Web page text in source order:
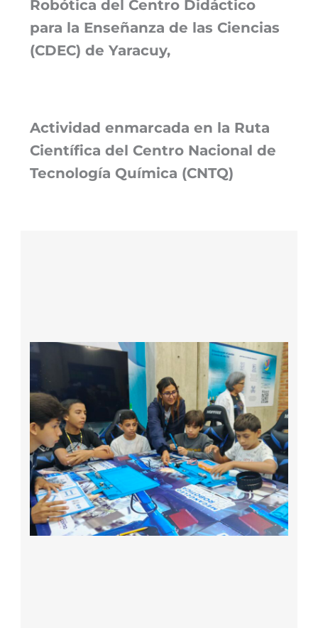
Robótica del Centro Didáctico
para la Enseñanza de las Ciencias
(CDEC) de Yaracuy,
Actividad enmarcada en la Ruta
Científica del Centro Nacional de
Tecnología Química (CNTQ)